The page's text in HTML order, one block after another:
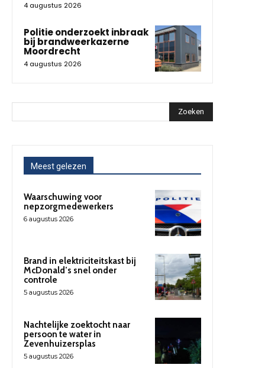
4 augustus 2026
Politie onderzoekt inbraak
bij brandweerkazerne
Moordrecht
4 augustus 2026
Zoeken
Meest gelezen
Waarschuwing voor
nepzorgmedewerkers
6 augustus 2026
Brand in elektriciteitskast bij
McDonald’s snel onder
controle
5 augustus 2026
Nachtelijke zoektocht naar
persoon te water in
Zevenhuizersplas
5 augustus 2026